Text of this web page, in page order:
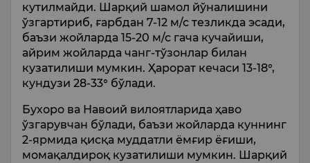
кутилмайди. Шарқий шамол йўналишини
ўзгартириб, ғарбдан 7-12 м/с тезликда эсади,
баъзи жойларда 15-20 м/с гача кучайиши,
айрим жойларда чанг-тўзонлар билан
кузатилиши мумкин. Ҳарорат кечаси 13-18°,
кундузи 28-33° бўлади.
Бухоро ва Навоий вилоятларида ҳаво
ўзгарувчан бўлади, баъзи жойларда куннинг
2-ярмида қисқа муддатли ёмғир ёғиши,
момақалдироқ кузатилиши мумкин. Шарқий